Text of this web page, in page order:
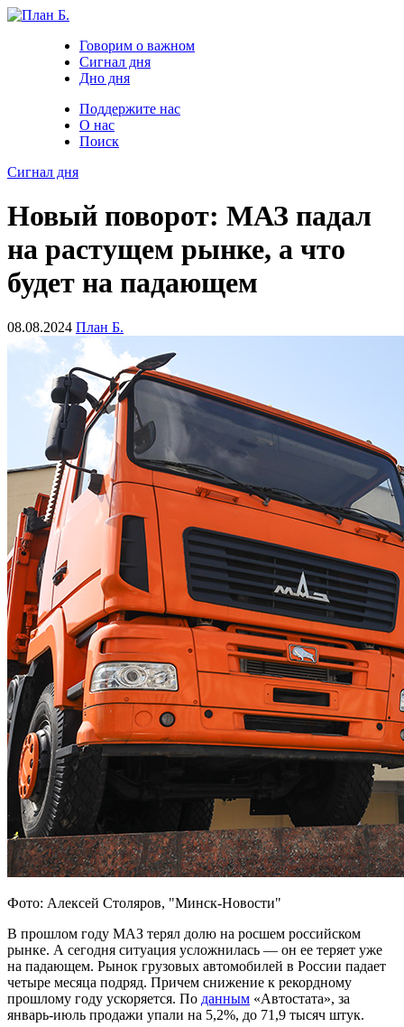
Говорим о важном
Сигнал дня
Дно дня
Поддержите нас
О нас
Поиск
Сигнал дня
Новый поворот: МАЗ падал
на растущем рынке, а что
будет на падающем
08.08.2024 План Б.
Фото: Алексей Столяров, "Минск-Новости"
В прошлом году МАЗ терял долю на росшем российском
рынке. А сегодня ситуация усложнилась — он ее теряет уже
на падающем. Рынок грузовых автомобилей в России падает
четыре месяца подряд. Причем снижение к рекордному
прошлому году ускоряется. По данным «Автостата», за
январь-июль продажи упали на 5,2%, до 71,9 тысяч штук.